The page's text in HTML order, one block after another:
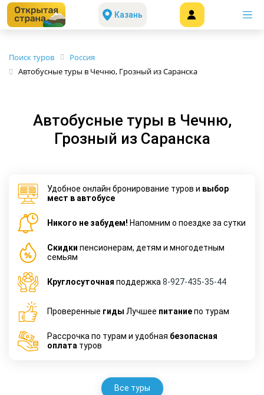
Казань
Поиск туров
Россия
Автобусные туры в Чечню, Грозный из Саранска
Автобусные туры в Чечню,
Грозный из Саранска
Удобное онлайн бронирование туров и выбор
мест в автобусе
Никого не забудем! Напомним о поездке за сутки
Cкидки пенсионерам, детям и многодетным
семьям
Круглосуточная поддержка 8-927-435-35-44
Проверенные гиды Лучшее питаниепо турам
Рассрочка по турам и удобная безопасная
оплата туров
Все туры